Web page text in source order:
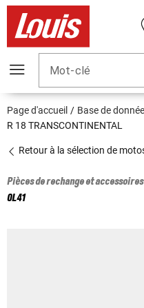
Mot-clé
Page d'accueil
Base de
R 18 TRANSCONTINENTAL
Retour à la sélection de
Pièces de rechange et
0L41